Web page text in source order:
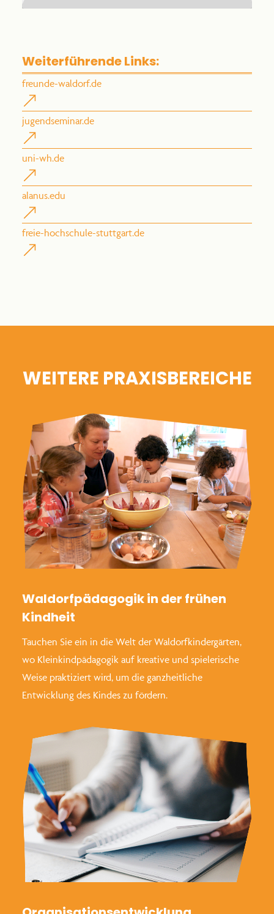
Weiterführende Links:
freunde-waldorf.de
jugendseminar.de
uni-wh.de
alanus.edu
freie-hochschule-stuttgart.de
WEITERE PRAXISBEREICHE
Waldorfpädagogik in der frühen
Kindheit
Tauchen Sie ein in die Welt der Waldorfkindergärten,
wo Kleinkindpädagogik auf kreative und spielerische
Weise praktiziert wird, um die ganzheitliche
Entwicklung des Kindes zu fördern.